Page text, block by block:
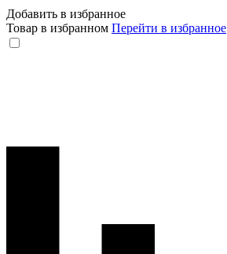
Добавить в избранное
Товар в избранном Перейти в избранное